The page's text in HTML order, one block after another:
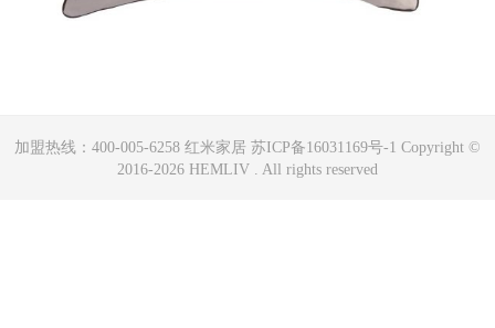
加盟热线：400-005-6258 红米家居 苏ICP备16031169号-1 Copyright ©
2016-2026 HEMLIV . All rights reserved